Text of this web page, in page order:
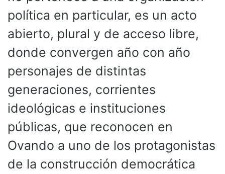
política en particular, es un acto
abierto, plural y de acceso libre,
donde convergen año con año
personajes de distintas
generaciones, corrientes
ideológicas e instituciones
públicas, que reconocen en
Ovando a uno de los protagonistas
de la construcción democrática